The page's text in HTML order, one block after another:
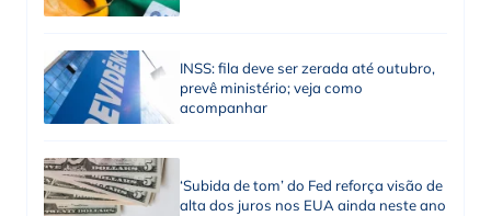
INSS: fila deve ser zerada até outubro,
prevê ministério; veja como
acompanhar
‘Subida de tom’ do Fed reforça visão de
alta dos juros nos EUA ainda neste ano